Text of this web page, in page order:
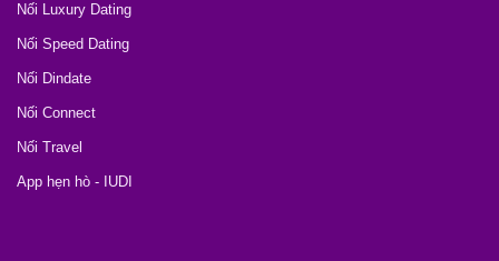
Nối Luxury Dating
Nối Speed Dating
Nối Dindate
Nối Connect
Nối Travel
App hẹn hò - IUDI